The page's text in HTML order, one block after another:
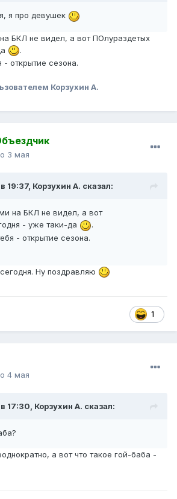
я про девушек
БКЛ не видел, а вот ПОлураздетых
.
- открытие сезона.
Корзухин А.
3 мая
19:37, Корзухин А. сказал:
на БКЛ не видел, а вот
- уже таки-да
.
- открытие сезона.
Ну поздравляю
1
4 мая
17:30, Корзухин А. сказал:
а вот что такое гой-баба -